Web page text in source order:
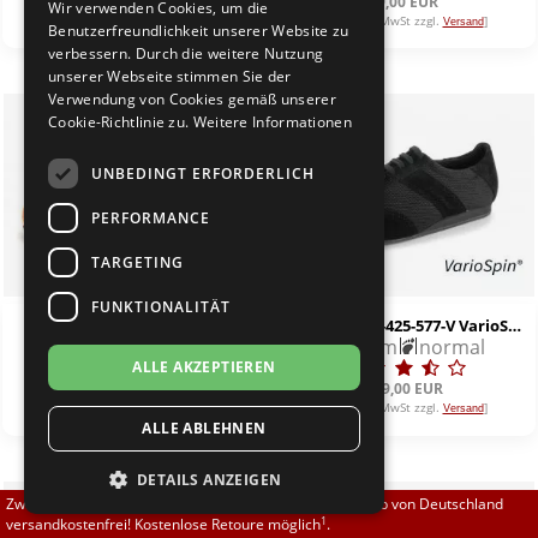
Brautschuhe
Sneaker
Übergrößen 43-44
Flexerinas
Merlet
Nueva Epoca
RayRose
Rummos
Rumpf
TopTanz
] [inkl. 19% MwSt zzgl. Versand]
Top Tanz Sport-Dancer 1215
1,0 cm normal
149,90 EUR
[inkl. 19% MwSt zzgl.Versand]
Diamant 192-425-577-V VarioSpin
1,5 cm normal
129,00 EUR
[inkl. 19% MwSt zzgl. Versand]
Zwischen 70,00 EUR und 800,00 EUR liefern wir innerhalb von Deutschland
versandkostenfrei! Kostenlose Retoure möglich1.
Wir verwenden Cookies, um die
Benutzerfreundlichkeit unserer Website zu
verbessern. Durch die weitere Nutzung
unserer Webseite stimmen Sie der
Verwendung von Cookies gemäß unserer
Cookie-Richtlinie zu. Weitere Informationen
UNBEDINGT ERFORDERLICH
PERFORMANCE
TARGETING
FUNKTIONALITÄT
ALLE AKZEPTIEREN
ALLE ABLEHNEN
DETAILS ANZEIGEN